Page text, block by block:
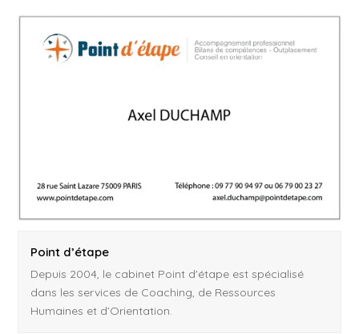
Point d’étape
Depuis 2004, le cabinet Point d'étape est spécialisé
dans les services de Coaching, de Ressources
Humaines et d’Orientation.